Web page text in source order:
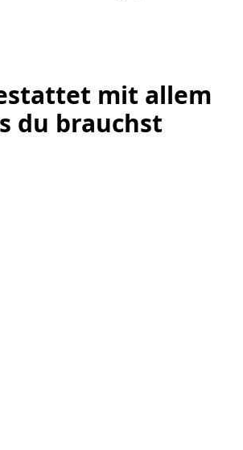
mit allem
du brauchst